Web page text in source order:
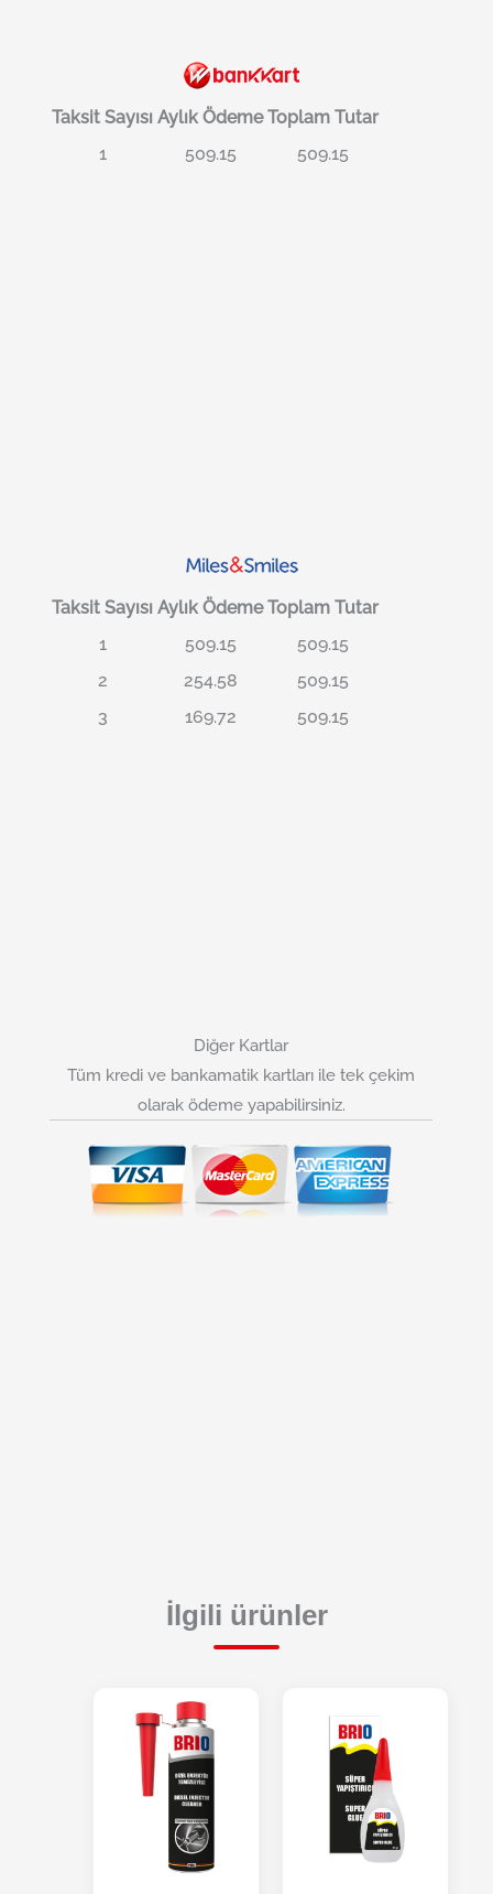
Taksit Sayısı Aylık Ödeme Toplam Tutar
1
509.15 509.15
Taksit Sayısı Aylık Ödeme Toplam Tutar
1
509.15
509.15
2
254.58
509.15
3
169.72 509.15
Diğer Kartlar
Tüm kredi ve bankamatik kartları ile tek çekim
olarak ödeme yapabilirsiniz.
İlgili ürünler